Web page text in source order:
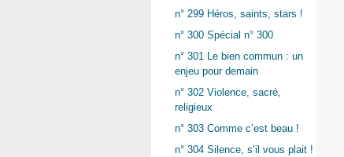
n° 299 Héros, saints, stars !
n° 300 Spécial n° 300
n° 301 Le bien commun : un
enjeu pour demain
n° 302 Violence, sacré,
religieux
n° 303 Comme c’est beau !
n° 304 Silence, s’il vous plait !